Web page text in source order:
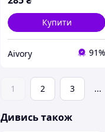
Купити
Aivory 91%
1 2 3 ...
Дивись також